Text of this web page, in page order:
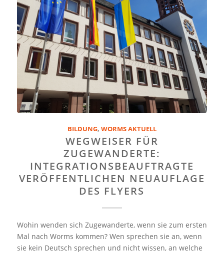
BILDUNG, WORMS AKTUELL
WEGWEISER FÜR
ZUGEWANDERTE:
INTEGRATIONSBEAUFTRAGTE
VERÖFFENTLICHEN NEUAUFLAGE
DES FLYERS
Wohin wenden sich Zugewanderte, wenn sie zum ersten
Mal nach Worms kommen? Wen sprechen sie an, wenn
sie kein Deutsch sprechen und nicht wissen, an welche